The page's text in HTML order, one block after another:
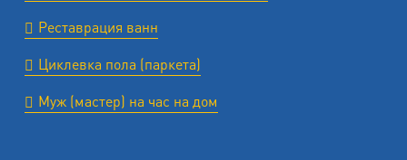
Реставрация ванн
Циклевка пола (паркета)
Муж (мастер) на час на дом